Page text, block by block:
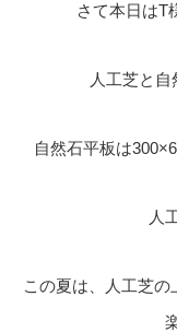
さて本日はT
人工芝と自
自然石平板は
人
この夏は、人工芝の